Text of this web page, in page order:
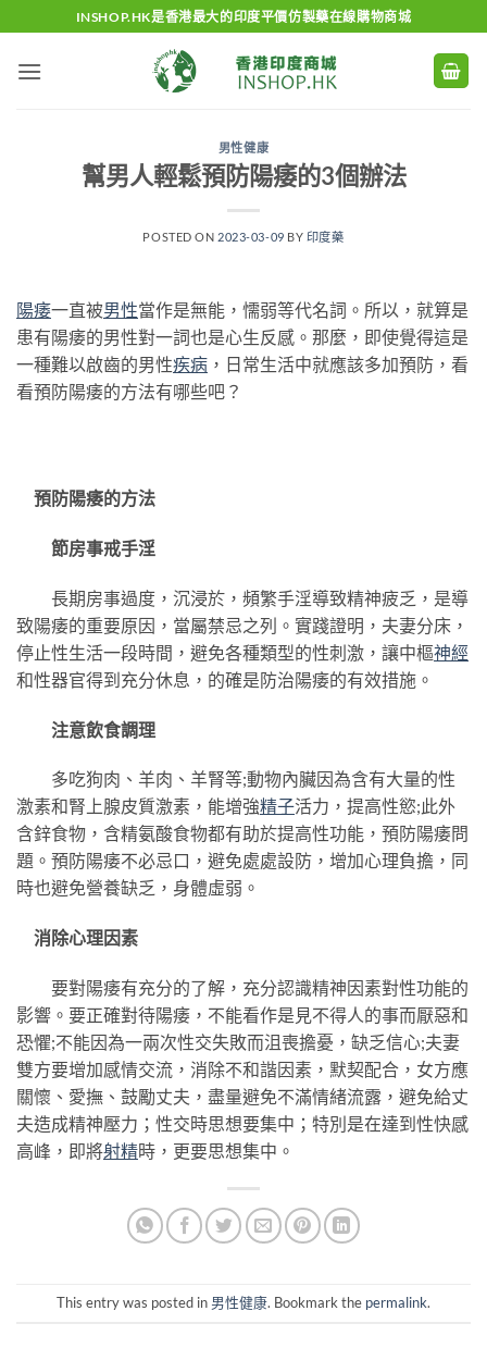
to
content
INSHOP.HK是香港最大的印度平價仿製藥在線購物商城
男性健康
幫男人輕鬆預防陽痿的3個辦法
POSTED ON 2023-03-09 BY 印度藥
陽痿一直被男性當作是無能，懦弱等代名詞。所以，就算是
患有陽痿的男性對一詞也是心生反感。那麼，即使覺得這是
一種難以啟齒的男性疾病 ，日常生活中就應該多加預防，看
看預防陽痿的方法有哪些吧？
預防陽痿的方法
節房事戒手淫
長期房事過度，沉浸於，頻繁手淫導致精神疲乏，是導
致陽痿的重要原因，當屬禁忌之列。實踐證明，夫妻分床，
停止性生活一段時間，避免各種類型的性刺激，讓中樞神經
和性器官得到充分休息，的確是防治陽痿的有效措施。
注意飲食調理
多吃狗肉、羊肉、羊腎等;動物內臟因為含有大量的性
激素和腎上腺皮質激素，能增強精子活力，提高性慾;此外
含鋅食物，含精氨酸食物都有助於提高性功能，預防陽痿問
題。預防陽痿不必忌口，避免處處設防，增加心理負擔，同
時也避免營養缺乏，身體虛弱。
消除心理因素
要對陽痿有充分的了解，充分認識精神因素對性功能的
影響。要正確對待陽痿，不能看作是見不得人的事而厭惡和
恐懼;不能因為一兩次性交失敗而沮喪擔憂，缺乏信心;夫妻
雙方要增加感情交流，消除不和諧因素，默契配合，女方應
關懷、愛撫、鼓勵丈夫，盡量避免不滿情緒流露，避免給丈
夫造成精神壓力；性交時思想要集中；特別是在達到性快感
高峰，即將射精時，更要思想集中。
This entry was posted in 男性健康. Bookmark the permalink.